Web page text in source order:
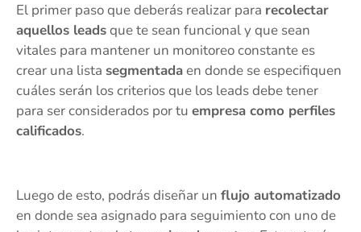
El primer paso que deberás realizar para recolectar
aquellos leadsque te sean funcional y que sean
vitales para mantener un monitoreo constante es
crear una lista segmentadaen donde se especifiquen
cuáles serán los criterios que los leads debe tener
para ser considerados por tu empresa como perfiles
calificados.
Luego de esto, podrás diseñar un flujo automatizado
en donde sea asignado para seguimiento con uno de